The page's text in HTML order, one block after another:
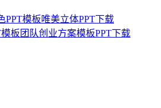
PPT模板唯美立体PPT下载